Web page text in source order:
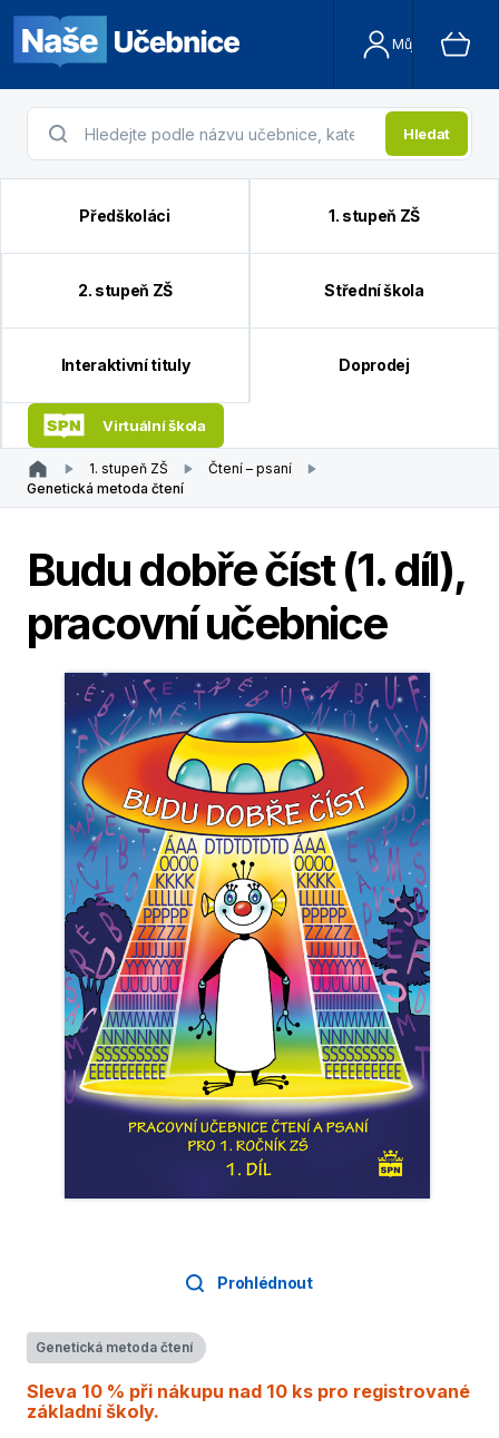
Můj účet
Hledat
Předškoláci 1. stupeň ZŠ
2. stupeň ZŠ Střední škola
Interaktivní tituly Doprodej
Virtuální škola
1. stupeň ZŠ
Čtení – psaní
Genetická metoda čtení
Budu dobře číst (1. díl),
pracovní učebnice
Prohlédnout
Genetická metoda čtení
Sleva 10 % při nákupu nad 10 ks pro registrované
základní školy.